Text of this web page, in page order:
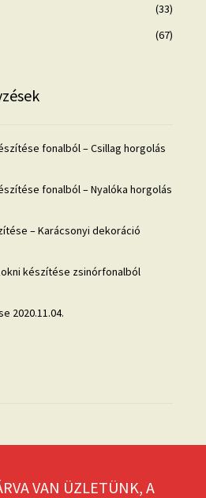
(33)
(67)
fonalból – Csillag horgolás
fonalból – Nyalóka horgolás
– Karácsonyi dekoráció
készítése zsinórfonalból
2020.11.04.
VAN ÜZLETÜNK, A